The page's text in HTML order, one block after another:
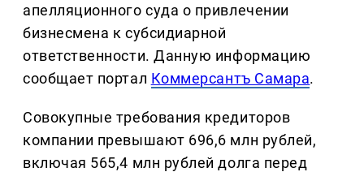
апелляционного суда о привлечении
бизнесмена к субсидиарной
ответственности. Данную информацию
сообщает портал Коммерсантъ Самара.
Совокупные требования кредиторов
компании превышают 696,6 млн рублей,
включая 565,4 млн рублей долга перед